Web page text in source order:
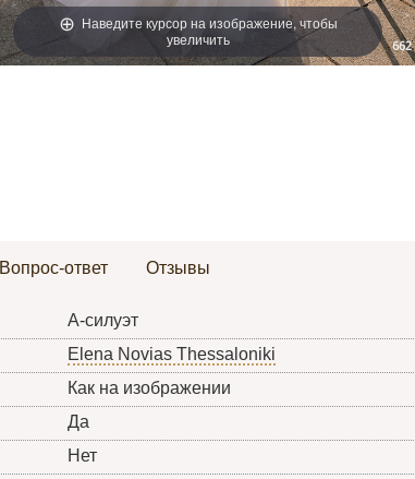
Наведите курсор на изображение, чтобы
увеличить
Вопрос-ответ Отзывы
А-силуэт
Elena Novias Thessaloniki
Как на изображении
Да
Нет